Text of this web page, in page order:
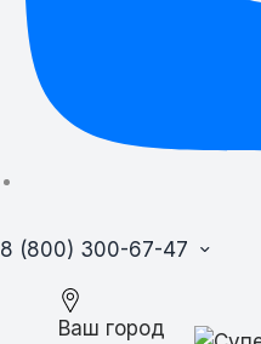
8 (800) 300-67-47
Ваш город